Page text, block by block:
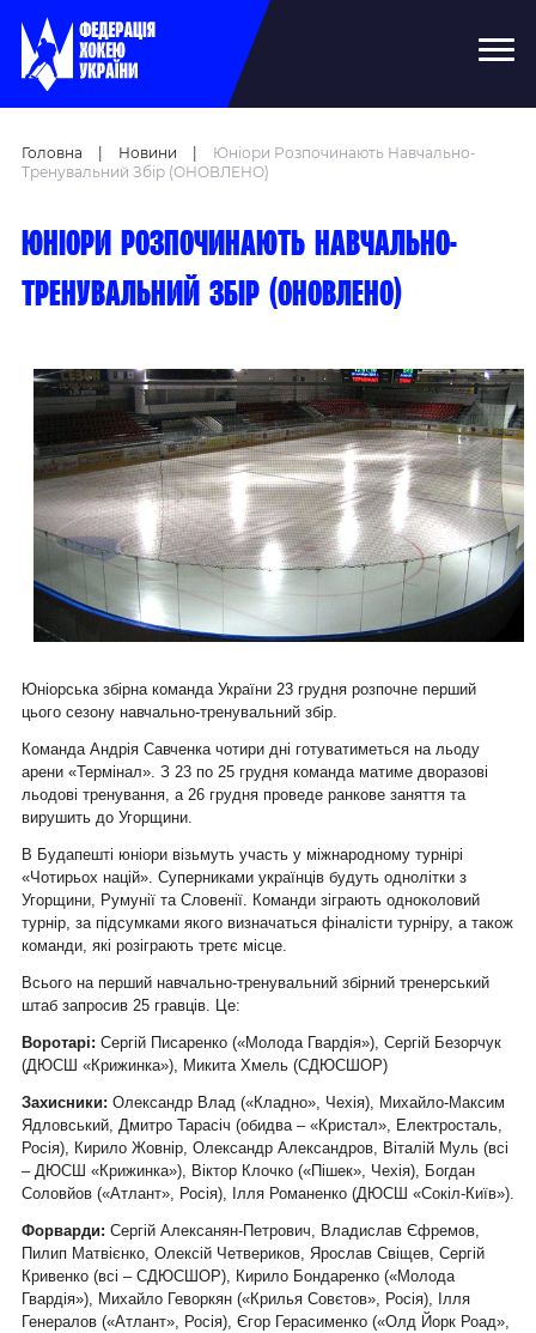
Головна Новини
Юніори Розпочинають Навчально-
Тренувальний Збір (ОНОВЛЕНО)
Юніори розпочинають навчально-
тренувальний збір (ОНОВЛЕНО)
Юніорська збірна команда України 23 грудня розпочне перший
цього сезону навчально-тренувальний збір.
Команда Андрія Савченка чотири дні готуватиметься на льоду
арени «Термінал». З 23 по 25 грудня команда матиме дворазові
льодові тренування, а 26 грудня проведе ранкове заняття та
вирушить до Угорщини.
В Будапешті юніори візьмуть участь у міжнародному турнірі
«Чотирьох націй». Суперниками українців будуть однолітки з
Угорщини, Румунії та Словенії. Команди зіграють одноколовий
турнір, за підсумками якого визначаться фіналісти турніру, а також
команди, які розіграють третє місце.
Всього на перший навчально-тренувальний збірний тренерський
штаб запросив 25 гравців. Це:
Воротарі: Сергій Писаренко («Молода Гвардія»), Сергій Безорчук
(ДЮСШ «Крижинка»), Микита Хмель (СДЮСШОР)
Захисники: Олександр Влад («Кладно», Чехія), Михайло-Максим
Ядловський, Дмитро Тарасіч (обидва – «Кристал», Електросталь,
Росія), Кирило Жовнір, Олександр Александров, Віталій Муль (всі
– ДЮСШ «Крижинка»), Віктор Клочко («Пішек», Чехія), Богдан
Соловйов («Атлант», Росія), Ілля Романенко (ДЮСШ «Сокіл-Київ»).
Форварди: Сергій Алексанян-Петрович, Владислав Єфремов,
Пилип Матвієнко, Олексій Четвериков, Ярослав Свіщев, Сергій
Кривенко (всі – СДЮСШОР), Кирило Бондаренко («Молода
Гвардія»), Михайло Геворкян («Крилья Совєтов», Росія), Ілля
Генералов («Атлант», Росія), Єгор Герасименко («Олд Йорк Роад»,